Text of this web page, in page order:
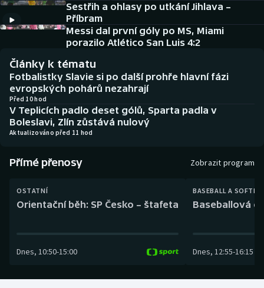
Americký fotbal
Baseball a softbal
Basketbal
Biatlon
Boby a skeleton
Box
Curling
NEPŘEHLÉDNĚTE
Historické návraty
Aplikace ČT sport
AZ kvíz
Sestřih a ohlasy po utkání Jihlava –
Příbram
Messi dal první góly po MS, Miami
porazilo Atlético San Luis 4:2
Články k tématu
Fotbalistky Slavie si po další prohře hlavní fázi
evropských pohárů nezahrají
Před 10 hod
V Teplicích padlo deset gólů, Sparta padla v
Boleslavi, Zlín zůstává nulový
Aktualizováno před 11 hod
Přímé přenosy Zobrazit program
OSTATNÍ
Orientační běh: SP Česko – štafeta
Dnes, 10:50-15:00
BASEBALL A
Baseballová
Dnes, 12:55-16:15